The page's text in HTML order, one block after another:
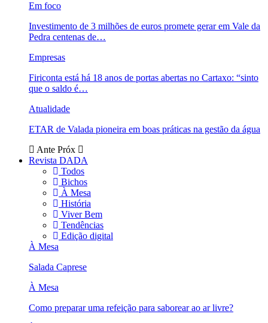
Em foco
Investimento de 3 milhões de euros promete gerar em Vale da
Pedra centenas de…
Empresas
Firiconta está há 18 anos de portas abertas no Cartaxo: “sinto
que o saldo é…
Atualidade
ETAR de Valada pioneira em boas práticas na gestão da água
Ante Próx
Revista DADA
Todos
Bichos
À Mesa
História
Viver Bem
Tendências
Edição digital
À Mesa
Salada Caprese
À Mesa
Como preparar uma refeição para saborear ao ar livre?